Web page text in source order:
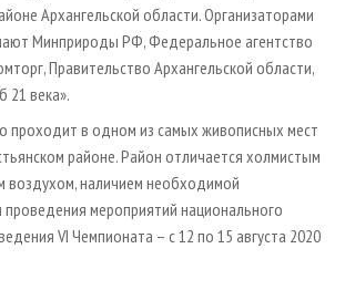
Архангельской области. Организаторами
Минприроды РФ, Федеральное агентство
Правительство Архангельской области,
21 века».
проходит в одном из самых живописных мест
районе. Район отличается холмистым
воздухом, наличием необходимой
мероприятий национального
VI Чемпионата – с 12 по 15 августа 2020